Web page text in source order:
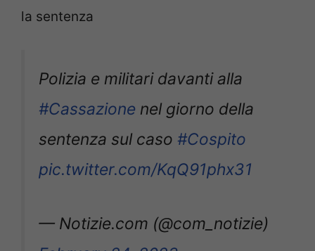
la sentenza
Polizia e militari davanti alla
#Cassazione nel giorno della
sentenza sul caso #Cospito
pic.twitter.com/KqQ91phx31
— Notizie.com (@com_notizie)